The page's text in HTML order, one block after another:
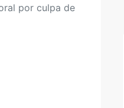
por culpa de